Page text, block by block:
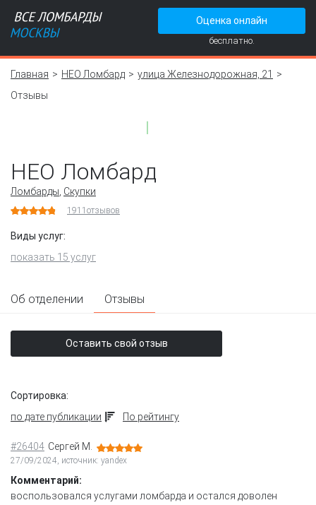
Оценка онлайн
бесплатно.
Главная НЕО Ломбард
улица Железнодорожная, 21
Отзывы
НЕО Ломбард
Ломбарды, Скупки
1911 отзывов
Виды услуг:
показать 15 услуг
Об отделении Отзывы
Оставить свой отзыв
Сортировка:
по дате публикации
По рейтингу
#26404 Сергей М.
27/09/2024, источник: yandex
Комментарий:
воспользовался услугами ломбарда и остался доволен